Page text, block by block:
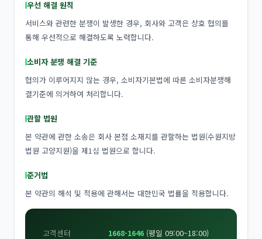
우선 해결 원칙
서비스와 관련한 분쟁이 발생한 경우, 회사와 고객은 상호 협의를
통해 우선적으로 해결하도록 노력합니다.
소비자 분쟁 해결 기준
협의가 이루어지지 않는 경우, 소비자기본법에 따른 소비자분쟁해
결기준에 의거하여 처리합니다.
관할 법원
본 약관에 관한 소송은 회사 본점 소재지를 관할하는 법원(수원지방
법원 고양지원)을 제1심 법원으로 합니다.
준거법
본 약관의 해석 및 적용에 관해서는 대한민국 법률을 적용합니다.
고객센터 1668-1646 (평일 09:00~18:00)